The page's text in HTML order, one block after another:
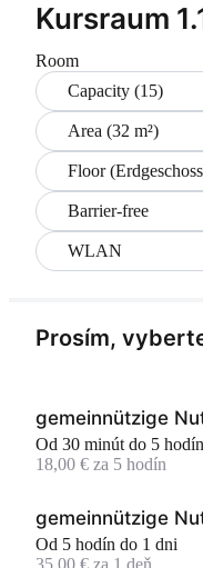
Kursraum
Room
Capacity (15)
Area (32 m²)
Floor
Barrier-free
WLAN
Prosím,
gemeinnützige
Od 30 minút do 5 hodín
18,00 € za 5 hodín
gemeinnützige
Od 5 hodín do 1 dni